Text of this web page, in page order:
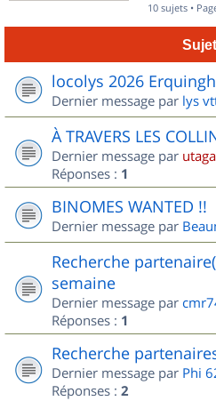
10 sujets •
locolys 2026
Dernier message par lys
À TRAVERS LES
Dernier message par
Réponses : 1
BINOMES WANTED !!
Dernier message par
Recherche
semaine
Dernier message par
Réponses : 1
Recherche
Dernier message par Phi
Réponses : 2